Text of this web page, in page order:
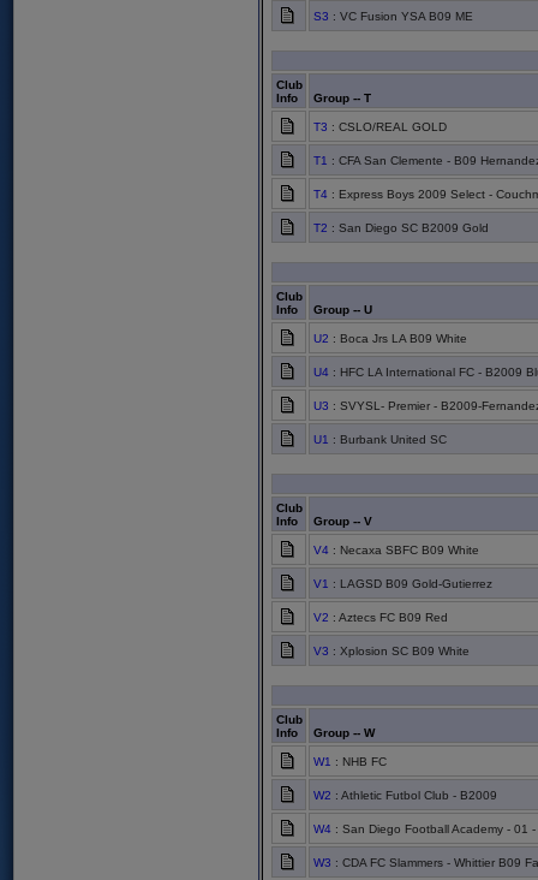
S3 : VC Fusion YSA B09 ME
Club
Info
Group -- T
T3 : CSLO/REAL GOLD
T1 : CFA San Clemente - B09
T4 : Express Boys 2009 Select -
T2 : San Diego SC B2009 Gold
Club
Info
Group -- U
U2 : Boca Jrs LA B09 White
U4 : HFC LA International FC - B2009
U3 : SVYSL- Premier - B2009-
U1 : Burbank United SC
Club
Info
Group -- V
V4 : Necaxa SBFC B09 White
V1 : LAGSD B09 Gold-Gutierrez
V2 : Aztecs FC B09 Red
V3 : Xplosion SC B09 White
Club
Info
Group -- W
W1 : NHB FC
W2 : Athletic Futbol Club - B2009
W4 : San Diego Football Academy - 01
W3 : CDA FC Slammers - Whittier B09